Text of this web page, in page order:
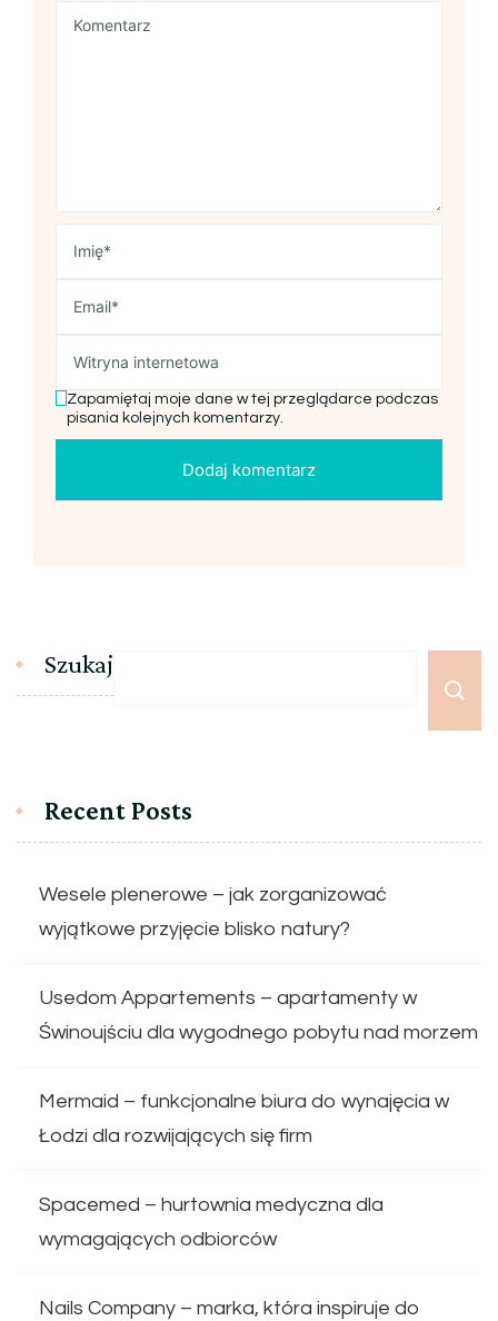
Zapamiętaj moje dane w tej przeglądarce podczas
pisania kolejnych komentarzy.
Szukaj
Recent Posts
Wesele plenerowe – jak zorganizować
wyjątkowe przyjęcie blisko natury?
Usedom Appartements – apartamenty w
Świnoujściu dla wygodnego pobytu nad morzem
Mermaid – funkcjonalne biura do wynajęcia w
Łodzi dla rozwijających się firm
Spacemed – hurtownia medyczna dla
wymagających odbiorców
Nails Company – marka, która inspiruje do